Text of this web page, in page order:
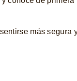
más segura